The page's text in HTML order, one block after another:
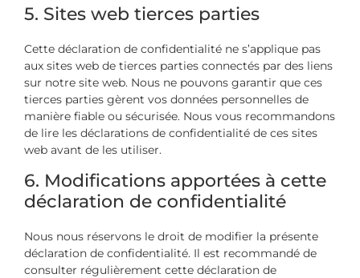
5. Sites web tierces parties
Cette déclaration de confidentialité ne s’applique pas
aux sites web de tierces parties connectés par des liens
sur notre site web. Nous ne pouvons garantir que ces
tierces parties gèrent vos données personnelles de
manière fiable ou sécurisée. Nous vous recommandons
de lire les déclarations de confidentialité de ces sites
web avant de les utiliser.
6. Modifications apportées à cette
déclaration de confidentialité
Nous nous réservons le droit de modifier la présente
déclaration de confidentialité. Il est recommandé de
consulter régulièrement cette déclaration de